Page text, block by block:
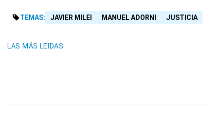
TEMAS: JAVIER MILEI MANUEL ADORNI JUSTICIA
LAS MÁS LEIDAS